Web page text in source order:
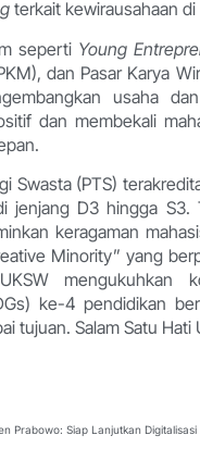
terkait kewirausahaan di
seperti Young
dan Pasar Karya
usaha
dan membekali
Swasta (PTS)
jenjang D3 hingga S3.
keragaman
Minority” yang
mengukuhkan
ke-4 pendidikan
tujuan. Salam Satu
Prabowo: Siap Lanjutkan